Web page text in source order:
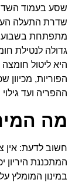
שסע בעמוד
שדרת התעלה
מתפתחת
גדולה לנטילת
היא ליטול
ההפריה ועד גילוי
מה
חשוב לדעת: אין
המתכננת היריון